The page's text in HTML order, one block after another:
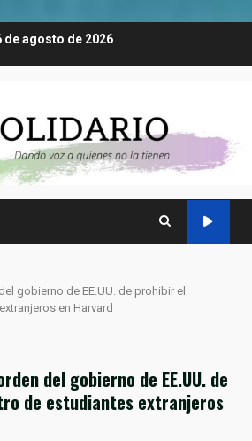
de agosto de 2026
gobierno de EE.UU. de prohibir el
en Harvard
del gobierno de EE.UU. de
de estudiantes extranjeros